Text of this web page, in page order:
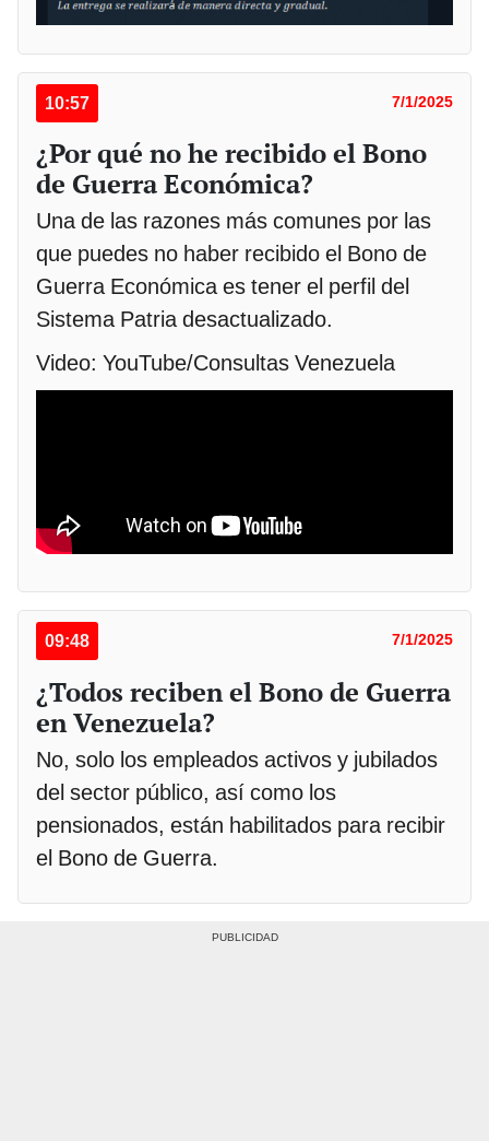
10:57 7/1/2025
¿Por qué no he recibido el Bono
de Guerra Económica?
Una de las razones más comunes por las
que puedes no haber recibido el Bono de
Guerra Económica es tener el perfil del
Sistema Patria desactualizado.
Video: YouTube/Consultas Venezuela
09:48 7/1/2025
¿Todos reciben el Bono de Guerra
en Venezuela?
No, solo los empleados activos y jubilados
del sector público, así como los
pensionados, están habilitados para recibir
el Bono de Guerra.